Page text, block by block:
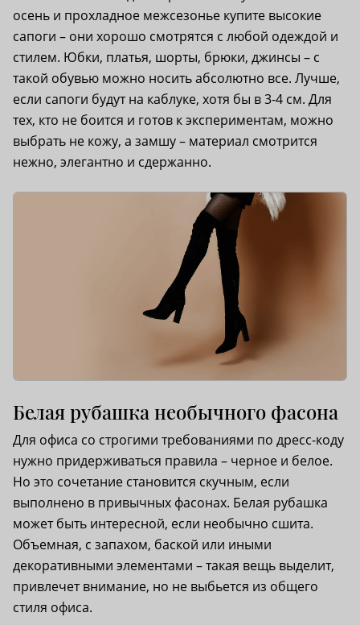
осень и прохладное межсезонье купите высокие
сапоги – они хорошо смотрятся с любой одеждой и
стилем. Юбки, платья, шорты, брюки, джинсы – с
такой обувью можно носить абсолютно все. Лучше,
если сапоги будут на каблуке, хотя бы в 3-4 см. Для
тех, кто не боится и готов к экспериментам, можно
выбрать не кожу, а замшу – материал смотрится
нежно, элегантно и сдержанно.
Белая рубашка необычного фасона
Для офиса со строгими требованиями по дресс-коду
нужно придерживаться правила – черное и белое.
Но это сочетание становится скучным, если
выполнено в привычных фасонах. Белая рубашка
может быть интересной, если необычно сшита.
Объемная, с запахом, баской или иными
декоративными элементами – такая вещь выделит,
привлечет внимание, но не выбьется из общего
стиля офиса.